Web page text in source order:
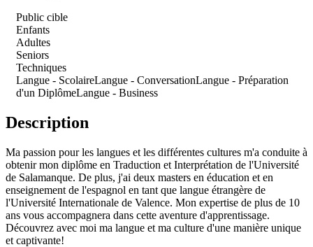
Public cible
Enfants
Adultes
Seniors
Techniques
Langue - ScolaireLangue - ConversationLangue - Préparation
d'un DiplômeLangue - Business
Description
Ma passion pour les langues et les différentes cultures m'a conduite à
obtenir mon diplôme en Traduction et Interprétation de l'Université
de Salamanque. De plus, j'ai deux masters en éducation et en
enseignement de l'espagnol en tant que langue étrangère de
l'Université Internationale de Valence. Mon expertise de plus de 10
ans vous accompagnera dans cette aventure d'apprentissage.
Découvrez avec moi ma langue et ma culture d'une manière unique
et captivante!